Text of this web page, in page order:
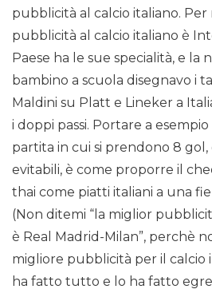
pubblicità al calcio italiano.
pubblicità al calcio italiano è
Paese ha le sue specialità, e la
bambino a scuola disegnavo i
Maldini su Platt e Lineker a
i doppi passi. Portare a
partita in cui si prendono 8 gol,
evitabili, è come proporre il
thai come piatti italiani a una
(Non ditemi “la miglior
è Real Madrid-Milan”, perchè
migliore pubblicità per il calcio
ha fatto tutto e lo ha fatto